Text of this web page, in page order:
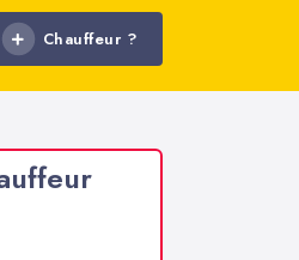
Chauffeur ?